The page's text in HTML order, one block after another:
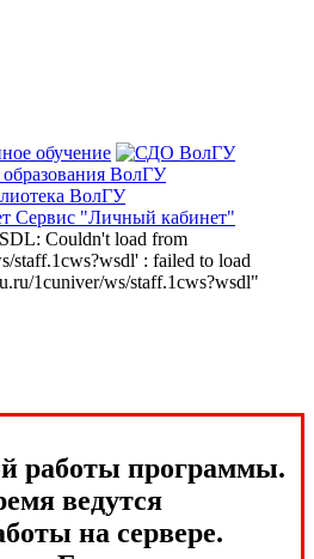
обучение
ВолГУ
ВолГУ
Сервис "Личный кабинет"
Couldn't load from
staff.1cws?wsdl' : failed to load
1cuniver/ws/staff.1cws?wsdl"
работы программы.
ведутся
на сервере.